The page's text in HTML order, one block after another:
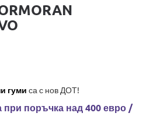
гуми са с нов ДОТ!
при поръчка над 400 евро /